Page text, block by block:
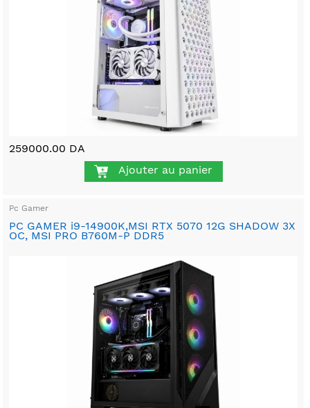
259000.00 DA
Ajouter au panier
Pc Gamer
PC GAMER i9-14900K,MSI RTX 5070 12G SHADOW 3X
OC, MSI PRO B760M-P DDR5